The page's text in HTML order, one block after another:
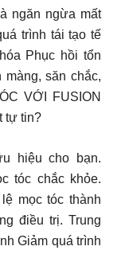
ngăn ngừa mất
trình tái tạo tế
Phục hồi tổn
săn chắc,
VỚI FUSION
tự tin?
hiệu cho bạn.
tóc chắc khỏe.
mọc tóc thành
điều trị. Trung
Giảm quá trình